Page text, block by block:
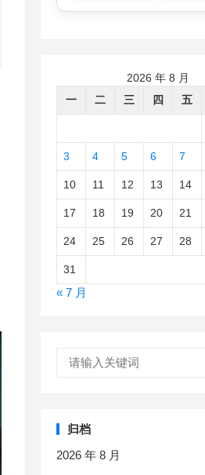
2026 年 8 月
一
二 三 四 五
3 4 5 6 7
10 11 12 13 14
17 18 19 20 21
24 25 26 27 28
31
« 7 月
归档
2026 年 8 月